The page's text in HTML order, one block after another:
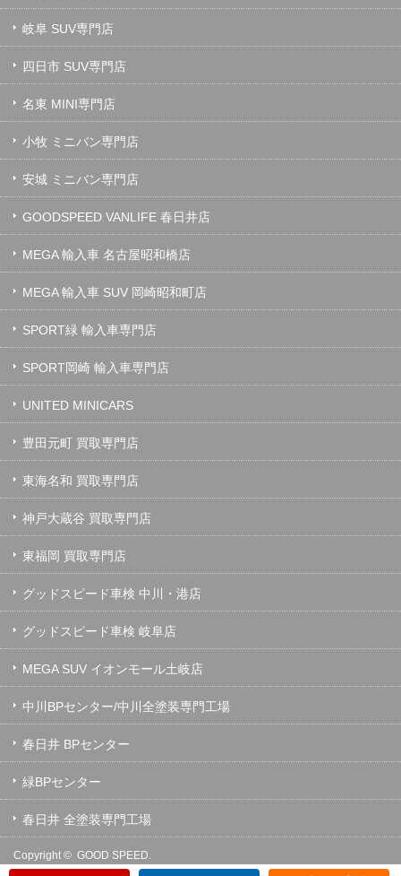
岐阜 SUV専門店
四日市 SUV専門店
名東 MINI専門店
小牧 ミニバン専門店
安城 ミニバン専門店
GOODSPEED VANLIFE 春日井店
MEGA 輸入車 名古屋昭和橋店
MEGA 輸入車 SUV 岡崎昭和町店
SPORT緑 輸入車専門店
SPORT岡崎 輸入車専門店
UNITED MINICARS
豊田元町 買取専門店
東海名和 買取専門店
神戸大蔵谷 買取専門店
東福岡 買取専門店
グッドスピード車検 中川・港店
グッドスピード車検 岐阜店
MEGA SUV イオンモール土岐店
中川BPセンター/中川全塗装専門工場
春日井 BPセンター
緑BPセンター
春日井 全塗装専門工場
Copyright © GOOD SPEED.